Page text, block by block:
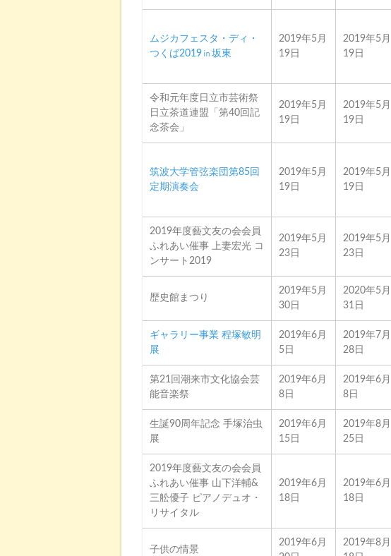
ムジカフェスタ・ディ・
つくば2019㏌坂東
2019年5月
19日
2019年5月
19日
令和元年度日立市芸術祭
日立茶道連盟「第40回記
念茶会」
2019年5月
19日
2019年5月
19日
筑波大学管弦楽団第85回
定期演奏会
2019年5月
19日
2019年5月
19日
2019年度藝文友の会会員
ふれあい催事 上妻宏光 コ
ンサート2019
2019年5月
23日
2019年5月
23日
歴史館まつり
2019年5月
30日
2020年5月
31日
ギャラリー事業 程塚敏明
展
2019年6月
5日
2019年7月
28日
第21回潮来市文化協会芸
能音楽祭
2019年6月
8日
2019年6月
8日
生誕90周年記念 手塚治虫
展
2019年6月
15日
2019年8月
25日
2019年度藝文友の会会員
ふれあい催事 山下洋輔&
三舩優子 ピアノデュオ・
リサイタル
2019年6月
18日
2019年6月
18日
子供の情景
2019年6月
2019年8月